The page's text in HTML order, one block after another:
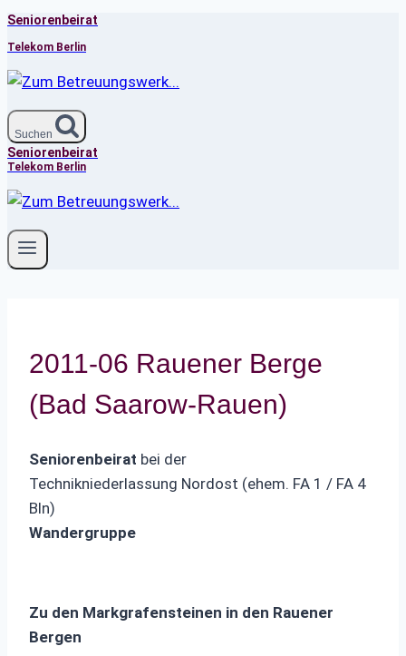
Zum
Inhalt
springen
Seniorenbeirat
Telekom Berlin
Suchen
Seniorenbeirat
Telekom Berlin
2011-06 Rauener Berge
(Bad Saarow-Rauen)
Seniorenbeirat bei der
Technikniederlassung Nordost (ehem. FA 1 / FA 4
Bln)
Wandergruppe
Zu den Markgrafensteinen in den Rauener
Bergen